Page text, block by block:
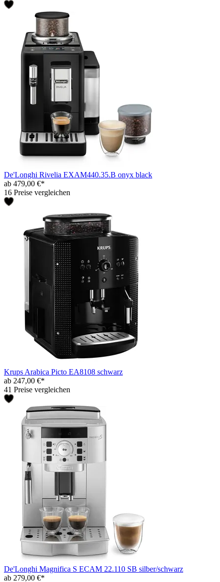
De'Longhi Rivelia EXAM440.35.B onyx black
ab 479,00 €*
16 Preise vergleichen
Krups Arabica Picto EA8108 schwarz
ab 247,00 €*
41 Preise vergleichen
De'Longhi Magnifica S ECAM 22.110 SB silber/schwarz
ab 279,00 €*